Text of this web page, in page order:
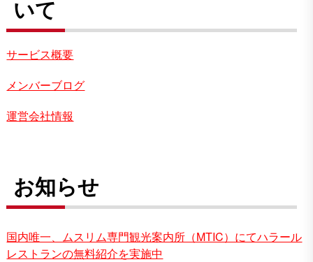
いて
サービス概要
メンバーブログ
運営会社情報
お知らせ
国内唯一、ムスリム専門観光案内所（MTIC）にてハラール
レストランの無料紹介を実施中